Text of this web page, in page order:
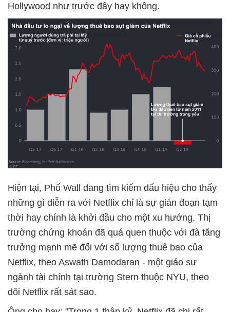
Hollywood như trước đây hay không.
Hiện tại, Phố Wall đang tìm kiếm dấu hiệu cho thấy
những gì diễn ra với Netflix chỉ là sự gián đoạn tạm
thời hay chính là khởi đầu cho một xu hướng. Thị
trường chứng khoán đã quá quen thuộc với đà tăng
trưởng mạnh mẽ đối với số lượng thuê bao của
Netflix, theo Aswath Damodaran - một giáo sư
ngành tài chính tại trường Stern thuộc NYU, theo
dõi Netflix rất sát sao.